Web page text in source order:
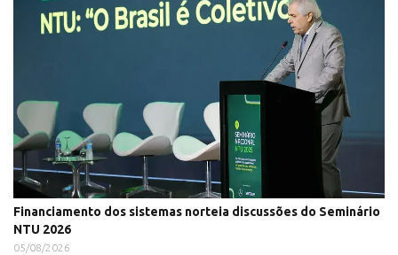
Financiamento dos sistemas norteia discussões do Seminário
NTU 2026
05/08/2026